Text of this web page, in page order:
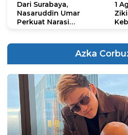
Dari Surabaya,
Nasaruddin Umar
Perkuat Narasi
1
Azka